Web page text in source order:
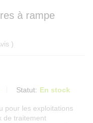
à rampe
)
Statut: En stock
pour les exploitations
de traitement